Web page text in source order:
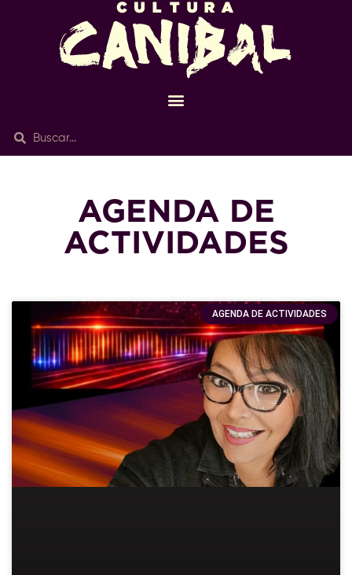
AGENDA DE
ACTIVIDADES
AGENDA DE ACTIVIDADES